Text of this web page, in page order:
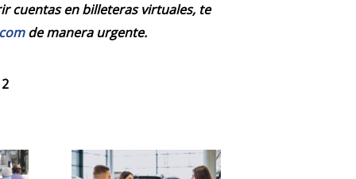
cuentas en billeteras virtuales, te
de manera urgente.